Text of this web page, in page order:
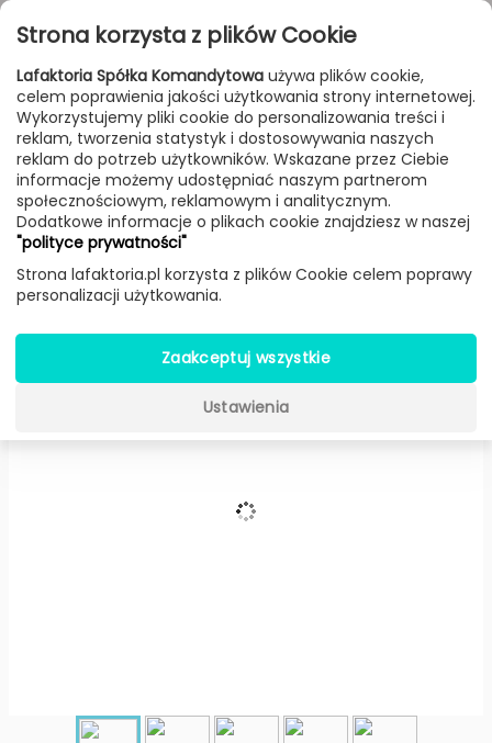
Przejdź do treści
FILTROWANIE & SORTOWANIE
Meble Producenci Gazzda Produkt
MU stolik kawowy owalny
(120x65x30 cm) -Gazzda
Strona korzysta z plików Cookie
Lafaktoria Spółka Komandytowa używa plików cookie,
celem poprawienia jakości użytkowania strony internetowej.
Wykorzystujemy pliki cookie do personalizowania treści i
reklam, tworzenia statystyk i dostosowywania naszych
reklam do potrzeb użytkowników. Wskazane przez Ciebie
informacje możemy udostępniać naszym partnerom
społecznościowym, reklamowym i analitycznym.
Dodatkowe informacje o plikach cookie znajdziesz w naszej
"polityce prywatności"
Strona lafaktoria.pl korzysta z plików Cookie celem poprawy
personalizacji użytkowania.
Zaakceptuj wszystkie
Ustawienia